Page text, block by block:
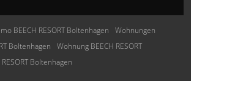
BEECH RESORT Boltenhagen
Wohnungen
Boltenhagen
Wohnung BEECH RESORT
Boltenhagen